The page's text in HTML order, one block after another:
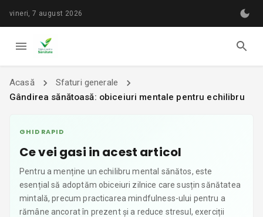
vineri, 7 august 2026
Acasă
Sfaturi generale
Gândirea sănătoasă: obiceiuri mentale pentru echilibru
GHID RAPID
Ce vei gasi in acest articol
Pentru a menține un echilibru mental sănătos, este
esențial să adoptăm obiceiuri zilnice care susțin sănătatea
mintală, precum practicarea mindfulness-ului pentru a
rămâne ancorat în prezent și a reduce stresul, exerciții